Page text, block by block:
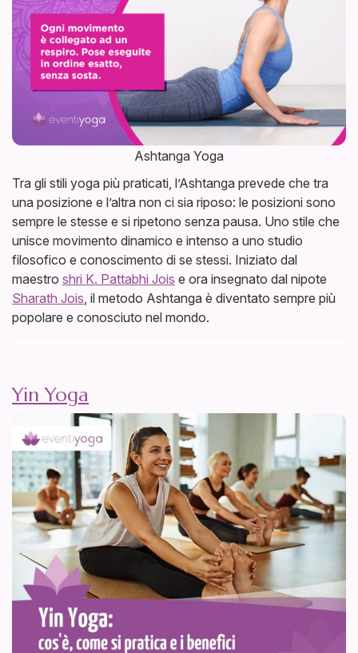
Ashtanga Yoga
Tra gli stili yoga più praticati, l’Ashtanga prevede che tra
una posizione e l’altra non ci sia riposo: le posizioni sono
sempre le stesse e si ripetono senza pausa. Uno stile che
unisce movimento dinamico e intenso a uno studio
filosofico e conoscimento di se stessi. Iniziato dal
maestro shri K. Pattabhi Jois e ora insegnato dal nipote
Sharath Jois , il metodo Ashtanga è diventato sempre più
popolare e conosciuto nel mondo.
Yin Yoga